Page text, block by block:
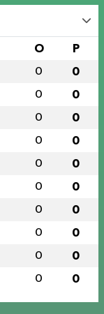
O P
0 0
0 0
0 0
0 0
0 0
0 0
0 0
0 0
0 0
0 0